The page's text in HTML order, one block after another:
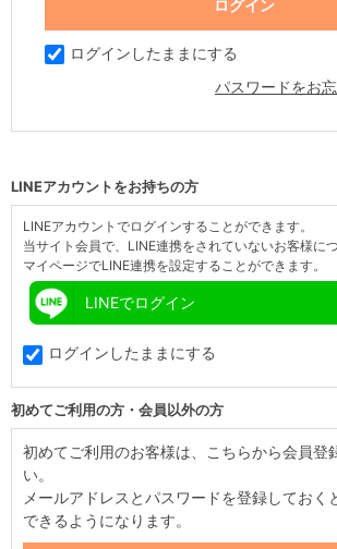
ログインしたままにする
パスワードをお
LINEアカウントをお持ちの方
LINEアカウントでログインすることができます。
当サイト会員で、LINE連携をされていないお客様に
マイページでLINE連携を設定することができます。
LINEでログイン
ログインしたままにする
初めてご利用の方・会員以外の方
初めてご利用のお客様は、こちらから会員登
い。
メールアドレスとパスワードを登録しておく
できるようになります。